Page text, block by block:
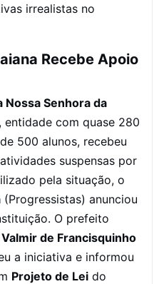
irrealistas no
Recebe Apoio
Nossa Senhora da
entidade com quase 280
500 alunos, recebeu
suspensas por
pela situação, o
(Progressistas) anunciou
O prefeito
Valmir de Francisquinho
a iniciativa e informou
Projeto de Lei do